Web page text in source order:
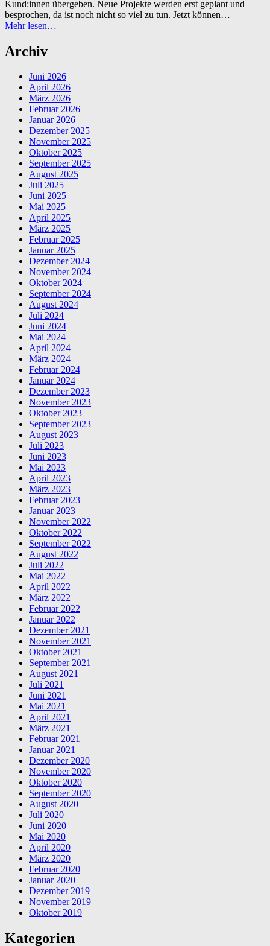
Bildung”
Kund:innen übergeben. Neue Projekte werden erst geplant und
besprochen, da ist noch nicht so viel zu tun. Jetzt können…
Mehr lesen…
Archiv
Juni 2026
April 2026
März 2026
Februar 2026
Januar 2026
Dezember 2025
November 2025
Oktober 2025
September 2025
August 2025
Juli 2025
Juni 2025
Mai 2025
April 2025
März 2025
Februar 2025
Januar 2025
Dezember 2024
November 2024
Oktober 2024
September 2024
August 2024
Juli 2024
Juni 2024
Mai 2024
April 2024
März 2024
Februar 2024
Januar 2024
Dezember 2023
November 2023
Oktober 2023
September 2023
August 2023
Juli 2023
Juni 2023
Mai 2023
April 2023
März 2023
Februar 2023
Januar 2023
November 2022
Oktober 2022
September 2022
August 2022
Juli 2022
Mai 2022
April 2022
März 2022
Februar 2022
Januar 2022
Dezember 2021
November 2021
Oktober 2021
September 2021
August 2021
Juli 2021
Juni 2021
Mai 2021
April 2021
März 2021
Februar 2021
Januar 2021
Dezember 2020
November 2020
Oktober 2020
September 2020
August 2020
Juli 2020
Juni 2020
Mai 2020
April 2020
März 2020
Februar 2020
Januar 2020
Dezember 2019
November 2019
Oktober 2019
Kategorien